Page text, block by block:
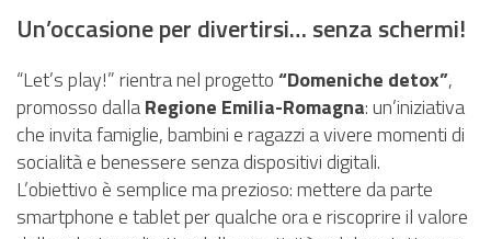
Un’occasione per divertirsi… senza schermi!
“Let’s play!” rientra nel progetto“Domeniche detox”,
promosso dallaRegione Emilia-Romagna: un’iniziativa
che invita famiglie, bambini e ragazzi a vivere momenti di
socialità e benessere senza dispositivi digitali.
L’obiettivo è semplice ma prezioso: mettere da parte
smartphone e tablet per qualche ora e riscoprire il valore